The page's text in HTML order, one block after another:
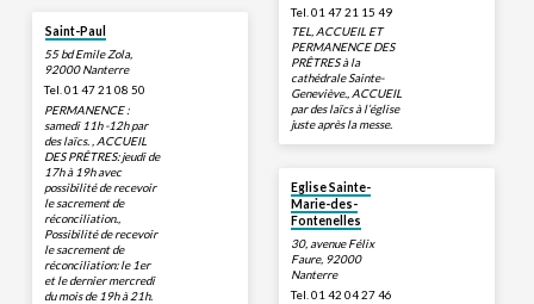
Saint-Paul
55 bd Emile Zola,
92000 Nanterre
Tel. 01 47 21 08 50
PERMANENCE :
samedi 11h -12h par
des laïcs. , ACCUEIL
DES PRÊTRES: jeudi de
17h à 19h avec
possibilité de recevoir
le sacrement de
réconciliation.,
Possibilité de recevoir
le sacrement de
réconciliation: le 1er
et le dernier mercredi
du mois de 19h à 21h.
Tel. 01 47 21 15 49
TEL, ACCUEIL ET
PERMANENCE DES
PRÊTRES à la
cathédrale Sainte-
Geneviève., ACCUEIL
par des laïcs à l’église
juste après la messe.
Eglise Sainte-
Marie-des-
Fontenelles
30, avenue Félix
Faure, 92000
Nanterre
Tel. 01 42 04 27 46